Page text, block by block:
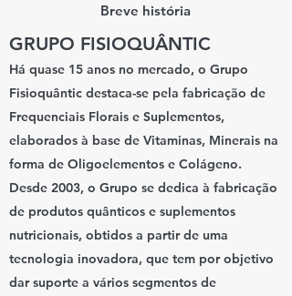
Breve história
GRUPO FISIOQUÂNTIC
Há quase 15 anos no mercado, o Grupo
Fisioquântic destaca-se pela fabricação de
Frequenciais Florais e Suplementos,
elaborados à base de Vitaminas, Minerais na
forma de Oligoelementos e Colágeno.
Desde 2003, o Grupo se dedica à fabricação
de produtos quânticos e suplementos
nutricionais, obtidos a partir de uma
tecnologia inovadora, que tem por objetivo
dar suporte a vários segmentos de